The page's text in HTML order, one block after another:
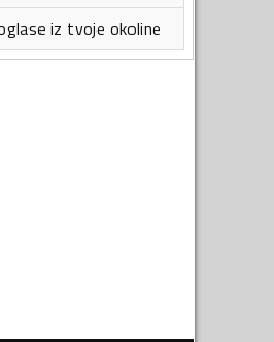
iz tvoje okoline